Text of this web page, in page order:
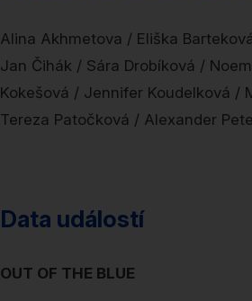
Alina Akhmetova / Eliška
Jan Čihák / Sára Drobíková /
Kokešová / Jennifer Koudelková /
Tereza Patočková / Alexander
Data událostí
OUT OF THE BLUE